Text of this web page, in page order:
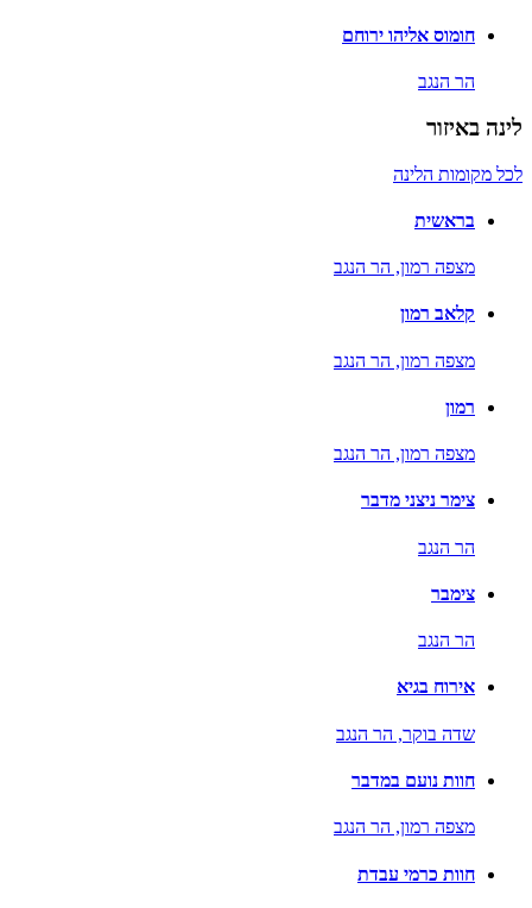
חומוס אליהו ירוחם
הר הנגב
לינה באיזור
לכל מקומות הלינה
בראשית
מצפה רמון, הר הנגב
קלאב רמון
מצפה רמון, הר הנגב
רמון
מצפה רמון, הר הנגב
צימר ניצני מדבר
הר הנגב
צימבר
הר הנגב
אירוח בגיא
שדה בוקר, הר הנגב
חוות נועם במדבר
מצפה רמון, הר הנגב
חוות כרמי עבדת